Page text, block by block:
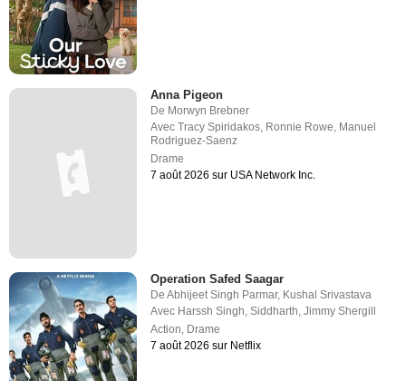
Anna Pigeon
De Morwyn Brebner
AvecTracy Spiridakos Ronnie Rowe Manuel
Rodriguez-Saenz
Drame
7 août 2026 sur USA Network Inc.
Operation Safed Saagar
DeAbhijeet Singh Parmar, Kushal Srivastava
Avec Harssh Singh,Siddharth,Jimmy Shergill
Action, Drame
7 août 2026 sur Netflix